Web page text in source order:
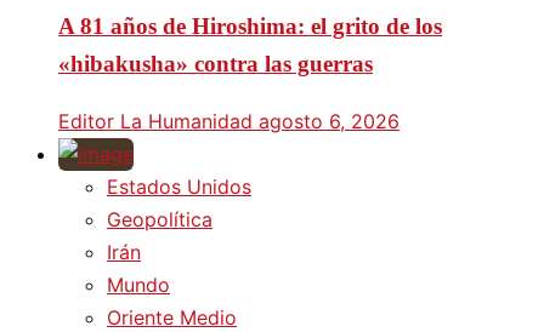
A 81 años de Hiroshima: el grito de los
«hibakusha» contra las guerras
Editor La Humanidad agosto 6, 2026
Estados Unidos
Geopolítica
Irán
Mundo
Oriente Medio